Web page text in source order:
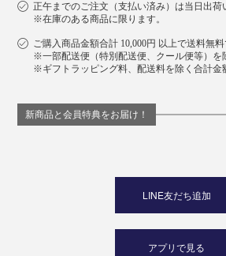
正午までのご注文（支払い済み）は当日出荷
※在庫のある商品に限ります。
ご購入商品金額合計 10,000円 以上で送料無料
※一部配送便（特別配送便、クール便等）を
※ギフトラッピング料、配送料を除く合計金
新商品と会員特典をお届け！
LINE友だち追加
アプリで見る